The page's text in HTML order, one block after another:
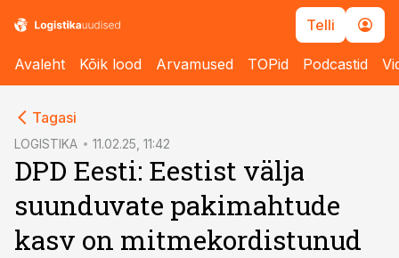
Telli
Avaleht Kõik lood Arvamused TOPid Podcastid
Tagasi
LOGISTIKA 11.02.25, 11:42
DPD Eesti: Eestist välja
suunduvate pakimahtude
kasv on mitmekordistunud